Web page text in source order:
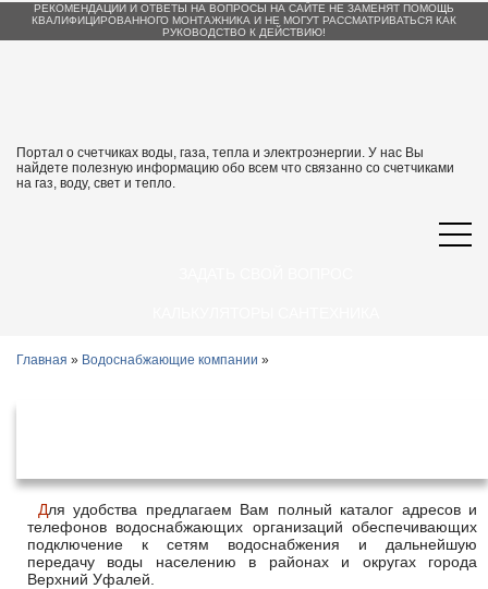
РЕКОМЕНДАЦИИ И ОТВЕТЫ НА ВОПРОСЫ НА САЙТЕ НЕ ЗАМЕНЯТ ПОМОЩЬ
КВАЛИФИЦИРОВАННОГО МОНТАЖНИКА И НЕ МОГУТ РАССМАТРИВАТЬСЯ КАК
РУКОВОДСТВО К ДЕЙСТВИЮ!
Портал о счетчиках воды, газа, тепла и электроэнергии. У нас Вы
найдете полезную информацию обо всем что связанно со счетчиками
на газ, воду, свет и тепло.
Главная » Водоснабжающие компании »
Для удобства предлагаем Вам полный каталог адресов и
телефонов водоснабжающих организаций обеспечивающих
подключение к сетям водоснабжения и дальнейшую
передачу воды населению в районах и округах города
Верхний Уфалей.